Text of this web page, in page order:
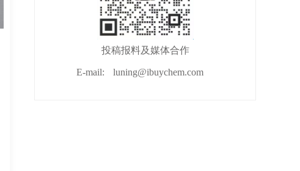
投稿报料及媒体合作
E-mail: luning@ibuychem.com